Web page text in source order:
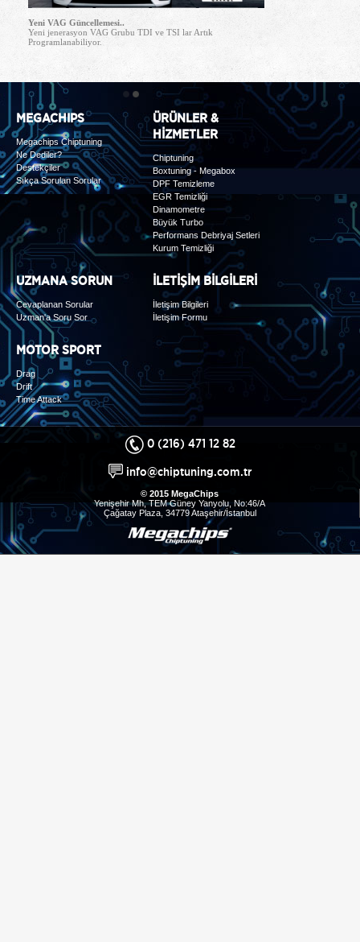
Yeni VAG Güncellemesi..
Yeni jenerasyon VAG Grubu TDI ve TSI lar Artık
Programlanabiliyor.
MEGACHIPS
Megachips Chiptuning
Ne Dediler?
Destekçiler
Sıkça Sorulan Sorular
ÜRÜNLER &
HİZMETLER
Chiptuning
Boxtuning - Megabox
DPF Temizleme
EGR Temizliği
Dinamometre
Büyük Turbo
Performans Debriyaj Setleri
Kurum Temizliği
UZMANA SORUN
Cevaplanan Sorular
Uzman'a Soru Sor
İLETİŞİM BİLGİLERİ
İletişim Bilgileri
İletişim Formu
MOTOR SPORT
Drag
Drift
Time Attack
0 (216) 471 12 82
info@chiptuning.com.tr
© 2015 MegaChips
Yenişehir Mh, TEM Güney Yanyolu, No:46/A
Çağatay Plaza, 34779 Ataşehir/İstanbul